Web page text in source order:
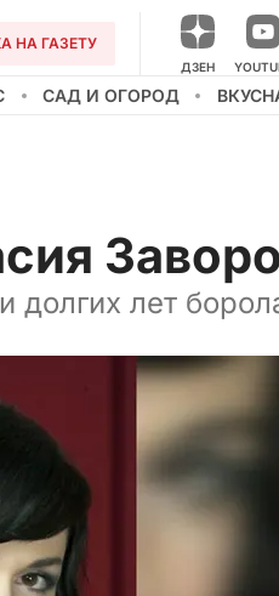
НА ГАЗЕТУ
ДЗЕН
САД И ОГОРОД
долгих лет